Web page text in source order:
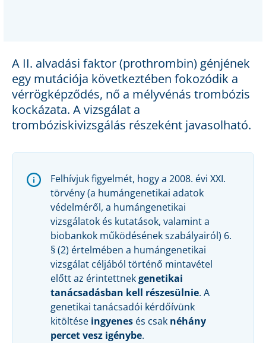
A II. alvadási faktor (prothrombin) génjének
egy mutációja következtében fokozódik a
vérrögképződés, nő a mélyvénás trombózis
kockázata. A vizsgálat a
trombóziskivizsgálás részeként javasolható.
Felhívjuk figyelmét, hogy a 2008. évi XXI.
törvény (a humángenetikai adatok
védelméről, a humángenetikai
vizsgálatok és kutatások, valamint a
biobankok működésének szabályairól) 6.
§ (2) értelmében a humángenetikai
vizsgálat céljából történő mintavétel
előtt az érintettnekgenetikai
tanácsadásban kell részesülnie. A
genetikai tanácsadói kérdőívünk
kitöltése ingyenes és csak néhány
percet vesz igénybe.